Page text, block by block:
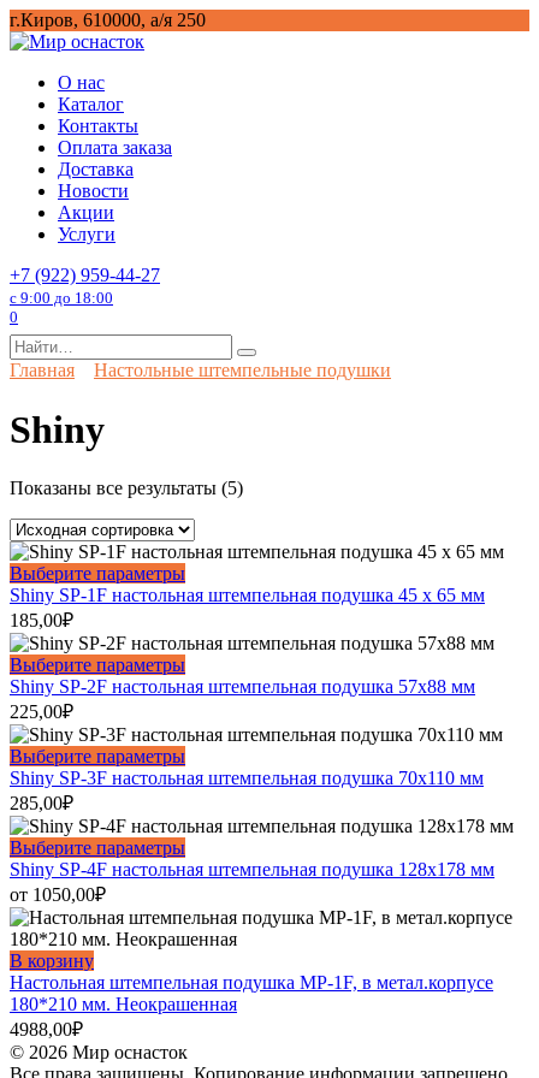
Перейти
к
г.Киров, 610000, а/я 250
О нас
Каталог
Контакты
Оплата заказа
Доставка
Новости
Акции
Услуги
+7 (922) 959-44-27
с 9:00 до 18:00
0
Search
for:
Главная Настольные штемпельные подушки
Shiny
Показаны все результаты (5)
Выберите параметрыЭтот
товар
несколько
вариаций.
Опции
можно
на
странице
товара.
Shiny SP-1F настольная штемпельная подушка 45 х 65 мм
185,00₽
Выберите параметрыЭтот
товар
несколько
вариаций.
Опции
можно
на
странице
товара.
Shiny SP-2F настольная штемпельная подушка 57х88 мм
225,00₽
Выберите параметрыЭтот
товар
несколько
вариаций.
Опции
можно
на
странице
Shiny SP-3F настольная штемпельная подушка 70х110 мм
285,00₽
Выберите параметрыЭтот
товар
несколько
вариаций.
можно
выбрать
на
товара.
Shiny SP-4F настольная штемпельная подушка 128х178 мм
от 1050,00₽
В корзину
Настольная штемпельная подушка MP-1F, в метал.корпусе
180*210 мм. Неокрашенная
4988,00₽
© 2026 Мир оснасток